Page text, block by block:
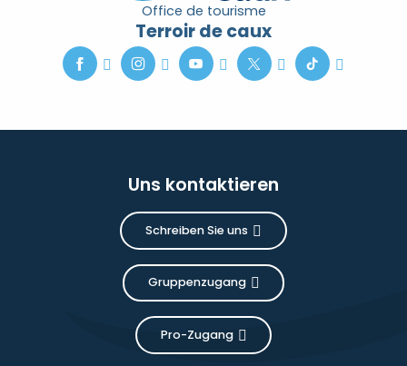
Office de tourisme
Terroir de caux
Uns kontaktieren
Schreiben Sie uns
Gruppenzugang
Pro-Zugang